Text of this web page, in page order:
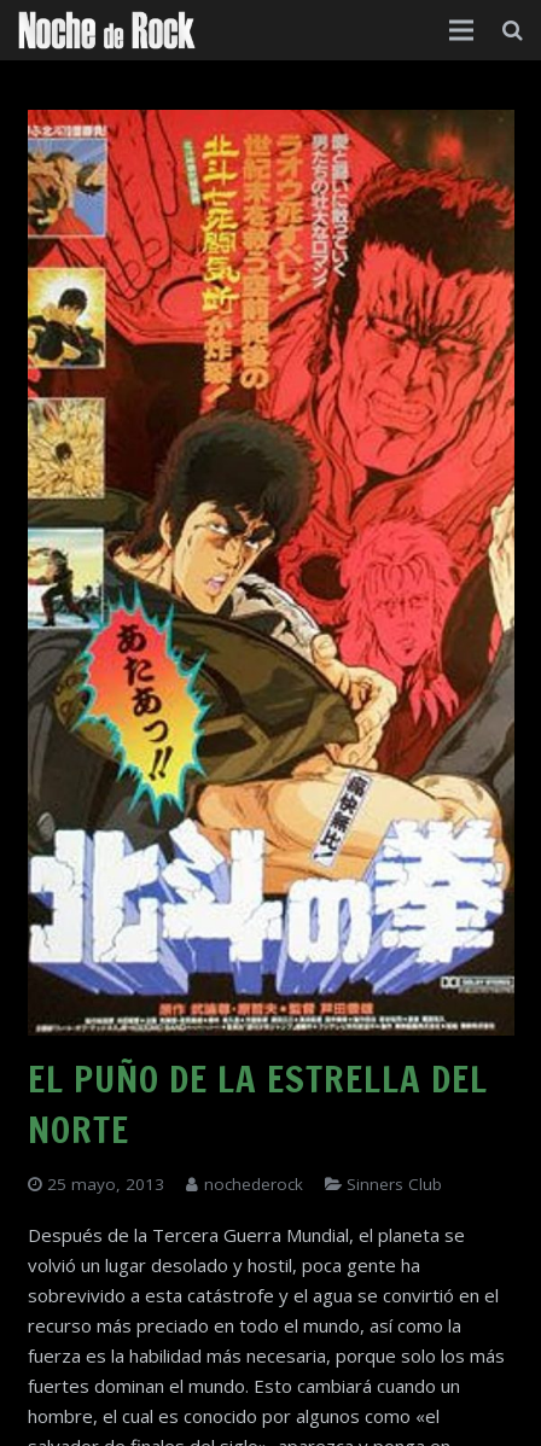
Categorías
Agenda
Foro
Contacto
Acerca de
EL PUÑO DE LA ESTRELLA DEL
NORTE
25 mayo, 2013 nochederock Sinners Club
Después de la Tercera Guerra Mundial, el planeta se
volvió un lugar desolado y hostil, poca gente ha
sobrevivido a esta catástrofe y el agua se convirtió en el
recurso más preciado en todo el mundo, así como la
fuerza es la habilidad más necesaria, porque solo los más
fuertes dominan el mundo. Esto cambiará cuando un
hombre, el cual es conocido por algunos como «el